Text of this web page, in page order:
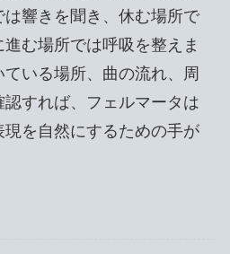
響きを聞き、休む場所で
む場所では呼吸を整えま
いる場所、曲の流れ、周
認すれば、フェルマータは
を自然にするための手が